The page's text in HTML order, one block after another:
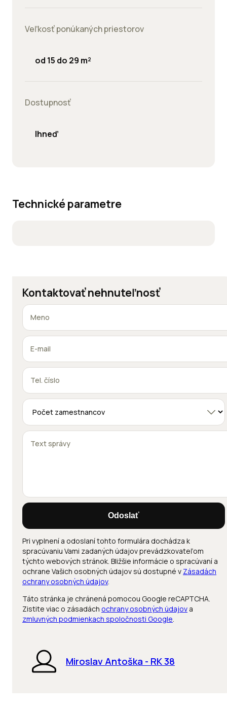
Veľkosť ponúkaných priestorov
od 15 do 29 m²
Dostupnosť
Ihneď
Technické parametre
Kontaktovať nehnuteľnosť
Odoslať
Pri vyplnení a odoslaní tohto formulára dochádza k
spracúvaniu Vami zadaných údajov prevádzkovateľom
týchto webových stránok. Bližšie informácie o spracúvaní a
ochrane Vašich osobných údajov sú dostupné v Zásadách
ochrany osobných údajov.
Táto stránka je chránená pomocou Google reCAPTCHA.
Zistite viac o zásadách ochrany osobných údajov a
zmluvných podmienkach spoločnosti Google.
Miroslav Antoška - RK 38